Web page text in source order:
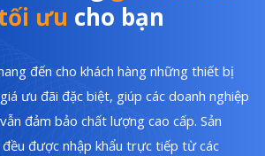
ưu cho bạn
đến cho khách hàng những thiết bị
ưu đãi đặc biệt, giúp các doanh nghiệp
đảm bảo chất lượng cao cấp. Sản
được nhập khẩu trực tiếp từ các